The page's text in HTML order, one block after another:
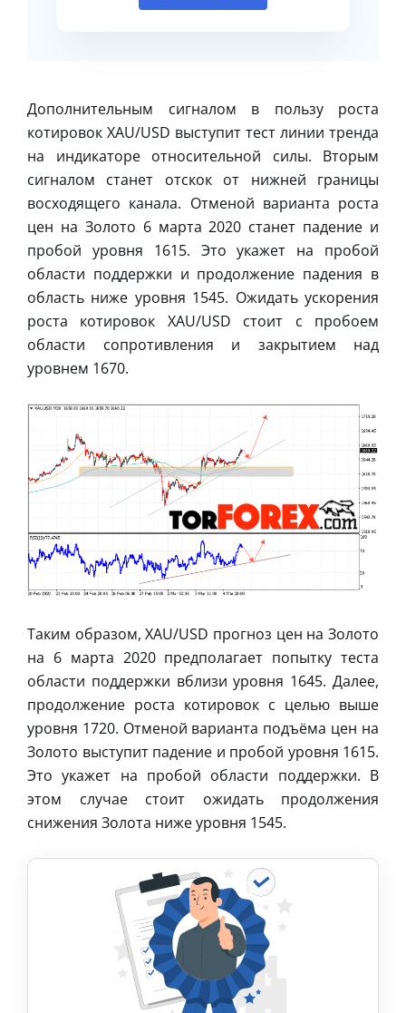
Дополнительным сигналом в пользу роста
котировок XAU/USD выступит тест линии тренда
на индикаторе относительной силы. Вторым
сигналом станет отскок от нижней границы
восходящего канала. Отменой варианта роста
цен на Золото 6 марта 2020 станет падение и
пробой уровня 1615. Это укажет на пробой
области поддержки и продолжение падения в
область ниже уровня 1545. Ожидать ускорения
роста котировок XAU/USD стоит с пробоем
области сопротивления и закрытием над
уровнем 1670.
Таким образом, XAU/USD прогноз цен на Золото
на 6 марта 2020 предполагает попытку теста
области поддержки вблизи уровня 1645. Далее,
продолжение роста котировок с целью выше
уровня 1720. Отменой варианта подъёма цен на
Золото выступит падение и пробой уровня 1615.
Это укажет на пробой области поддержки. В
этом случае стоит ожидать продолжения
снижения Золота ниже уровня 1545.